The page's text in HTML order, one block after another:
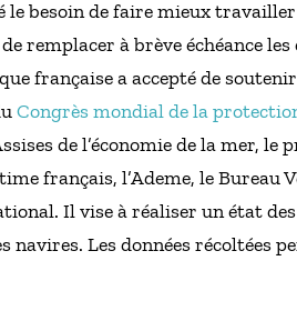
le besoin de faire mieux
remplacer à brève échéance
française a accepté de
Congrès mondial de la
de l’économie de la mer,
français, l’Ademe, le Bureau
Il vise à réaliser un état
navires. Les données récoltées